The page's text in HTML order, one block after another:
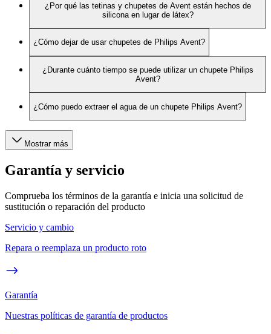
¿Por qué las tetinas y chupetes de Avent están hechos de
silicona en lugar de látex?
¿Cómo dejar de usar chupetes de Philips Avent?
¿Durante cuánto tiempo se puede utilizar un chupete Philips
Avent?
¿Cómo puedo extraer el agua de un chupete Philips Avent?
Mostrar más
Garantía y servicio
Comprueba los términos de la garantía e inicia una solicitud de
sustitución o reparación del producto
Servicio y cambio
Repara o reemplaza un producto roto
Garantía
Nuestras políticas de garantía de productos